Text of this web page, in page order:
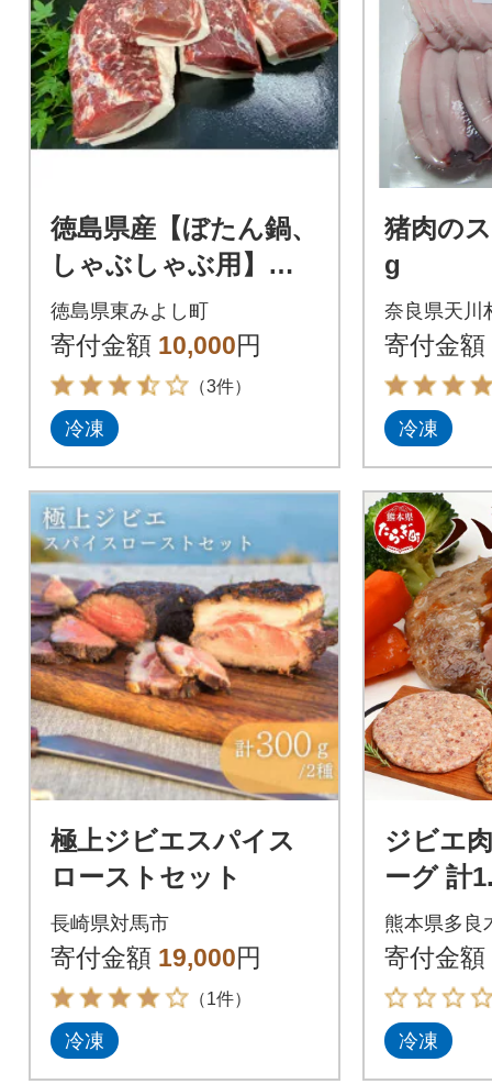
徳島県産【ぼたん鍋、
しゃぶしゃぶ用】約6
00g
徳島県東みよし町
寄付金額 10,000円
（3件）
冷凍
猪肉の
g
奈良県天川
寄付金額
冷凍
極上ジビエスパイス
ローストセット
長崎県対馬市
寄付金額 19,000円
（1件）
冷凍
ジビエ
ーグ 計
熊本県多良
寄付金額
冷凍